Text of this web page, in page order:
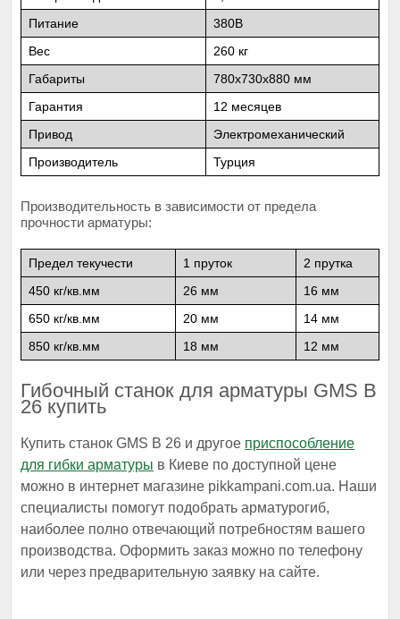
Питание
380В
Вес
260 кг
Габариты
780х730х880 мм
Гарантия
12 месяцев
Привод
Электромеханический
Производитель
Турция
Производительность в зависимости от предела
прочности арматуры:
Предел текучести 1 пруток
2 прутка
450 кг/кв.мм
26 мм
16 мм
650 кг/кв.мм
20 мм
14 мм
850 кг/кв.мм
18 мм 12 мм
Гибочный станок для арматуры GMS В
26 купить
Купить станок GMS В 26 и другое приспособление
для гибки арматуры в Киеве по доступной цене
можно в интернет магазине pikkampani.com.ua. Наши
специалисты помогут подобрать арматурогиб,
наиболее полно отвечающий потребностям вашего
производства. Оформить заказ можно по телефону
или через предварительную заявку на сайте.